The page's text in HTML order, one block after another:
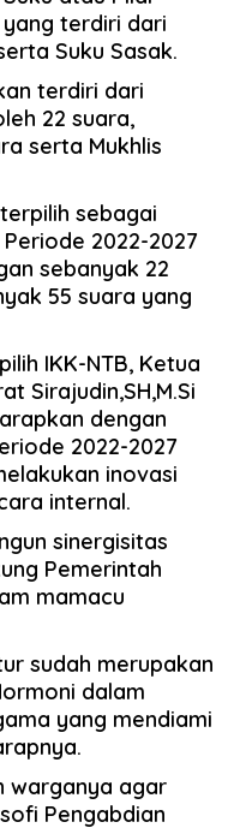
terdiri dari
Suku Sasak.
terdiri dari
22 suara,
serta Mukhlis
sebagai
2022-2027
sebanyak 22
55 suara yang
IKK-NTB, Ketua
Sirajudin,SH,M.Si
dengan
2022-2027
inovasi
internal.
sinergisitas
Pemerintah
mamacu
sudah merupakan
dalam
yang mendiami
warganya agar
Pengabdian